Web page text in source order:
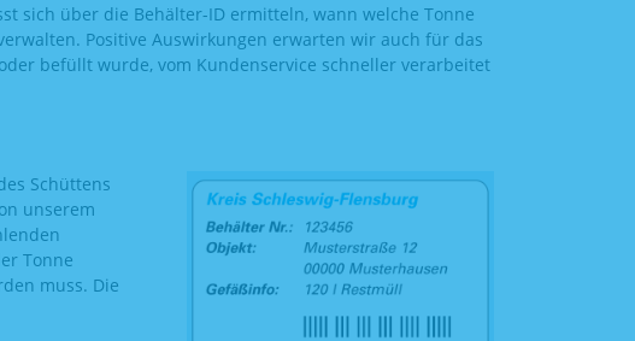
sich über die Behälter-ID ermitteln, wann welche Tonne
Positive Auswirkungen erwarten wir auch für das
befüllt wurde, vom Kundenservice schneller verarbeitet
Schüttens
unserem
Tonne
muss. Die